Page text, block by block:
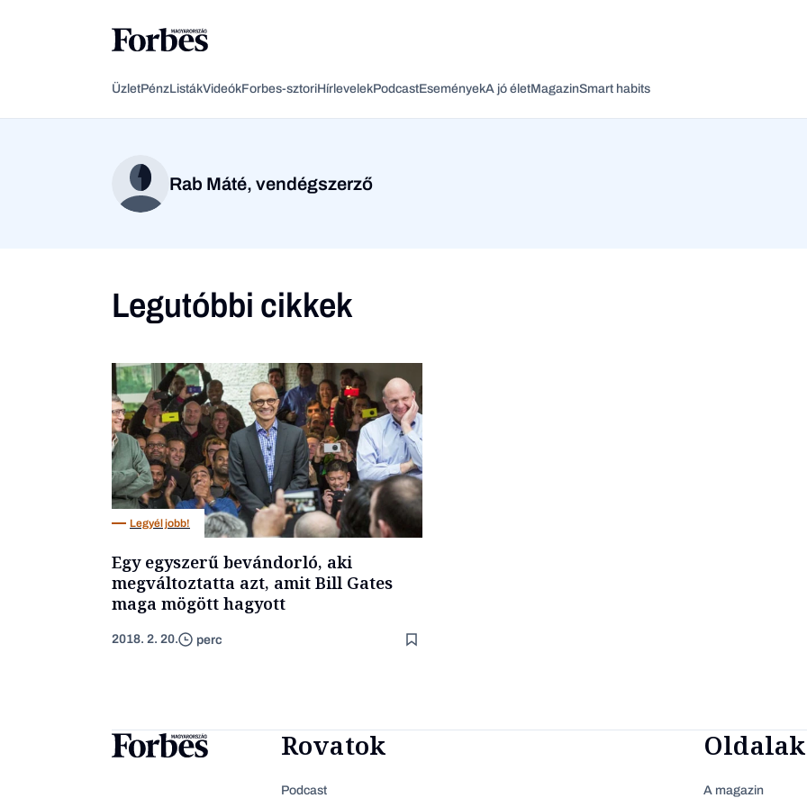
ÜzletPénzListákVideókForbes-sztoriHírlevelekPodcastEseményekA jó életMagazinSmart habits
Rab Máté, vendégszerző
Legutóbbi cikkek
Legyél jobb!
Egy egyszerű bevándorló, aki
megváltoztatta azt, amit Bill Gates
maga mögött hagyott
2018. 2. 20. perc
Rovatok
Podcast
Oldalak
A magazin